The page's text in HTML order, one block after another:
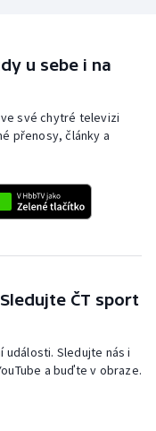
u sebe i na
ve své chytré televizi
přenosy, články a
ČT sport
Sledujte nás i
a buďte v obraze.